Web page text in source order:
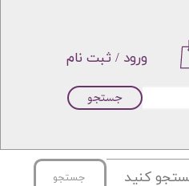
ورود / ثبت نام
جستجو
جستجو